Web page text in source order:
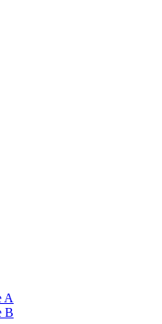
A
B